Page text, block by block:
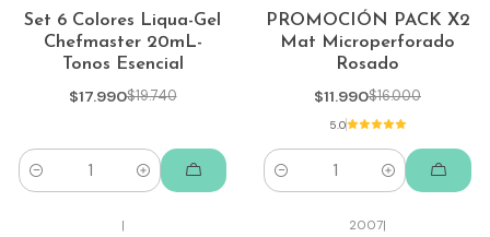
-9%
Set 6 Colores Liqua-Gel
Chefmaster 20mL-
Tonos Esencial
$17.990$19.740
Cantidad
-25%
PROMOCIÓN PACK X2
Mat Microperforado
Rosado
$11.990$16.000
5.0
Cantidad
| 2007|